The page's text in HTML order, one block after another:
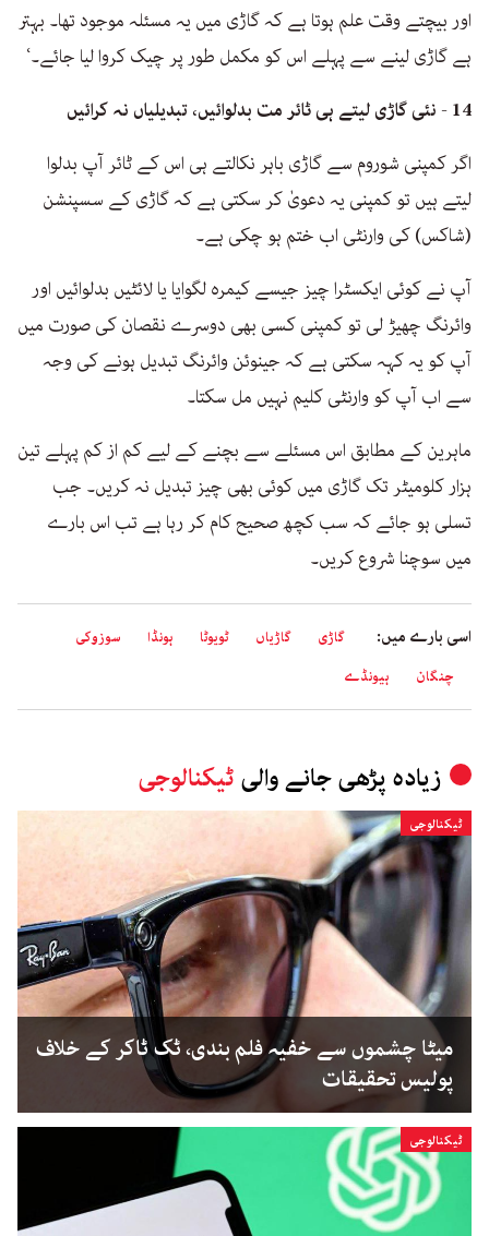
اور بیچتے وقت علم ہوتا ہے کہ گاڑی میں یہ مسئلہ موجود تھا۔ بہتر
ہے گاڑی لینے سے پہلے اس کو مکمل طور پر چیک کروا لیا جائے۔‘
14 - نئی گاڑی لیتے ہی ٹائر مت بدلوائیں، تبدیلیاں نہ کرائیں
اگر کمپنی شوروم سے گاڑی باہر نکالتے ہی اس کے ٹائر آپ بدلوا
لیتے ہیں تو کمپنی یہ دعویٰ کر سکتی ہے کہ گاڑی کے سسپنشن
(شاکس) کی وارنٹی اب ختم ہو چکی ہے۔
آپ نے کوئی ایکسٹرا چیز جیسے کیمرہ لگوایا یا لائٹیں بدلوائیں اور
وائرنگ چھیڑ لی تو کمپنی کسی بھی دوسرے نقصان کی صورت میں
آپ کو یہ کہہ سکتی ہے کہ جینوئن وائرنگ تبدیل ہونے کی وجہ
سے اب آپ کو وارنٹی کلیم نہیں مل سکتا۔
ماہرین کے مطابق اس مسئلے سے بچنے کے لیے کم از کم پہلے تین
ہزار کلومیٹر تک گاڑی میں کوئی بھی چیز تبدیل نہ کریں۔ جب
تسلی ہو جائے کہ سب کچھ صحیح کام کر رہا ہے تب اس بارے
میں سوچنا شروع کریں۔
اسی بارے میں: گاڑی گاڑیاں ٹویوٹا ہونڈا
سوزوکی
چنگان
ہیونڈے
زیادہ پڑھی جانے والی ٹیکنالوجی
ٹیکنالوجی
میٹا چشموں سے خفیہ فلم بندی، ٹک ٹاکر کے خلاف
پولیس تحقیقات
ٹیکنالوجی